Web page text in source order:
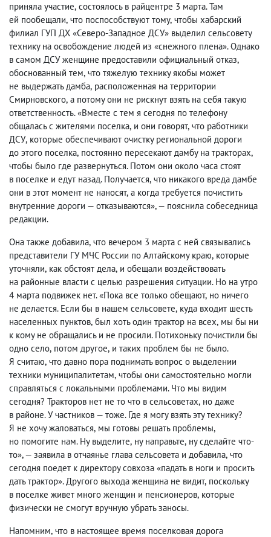
приняла участие, состоялось в райцентре 3 марта. Там
ей пообещали, что поспособствуют тому, чтобы хабарский
филиал ГУП ДХ «Северо-Западное ДСУ» выделил сельсовету
технику на освобождение людей из «снежного плена». Однако
в самом ДСУ женщине предоставили официальный отказ,
обоснованный тем, что тяжелую технику якобы может
не выдержать дамба, расположенная на территории
Смирновского, а потому они не рискнут взять на себя такую
ответственность. «Вместе с тем я сегодня по телефону
общалась с жителями поселка, и они говорят, что работники
ДСУ, которые обеспечивают очистку региональной дороги
до этого поселка, постоянно пересекают дамбу на тракторах,
чтобы было где развернуться. Потом они около часа стоят
в поселке и едут назад. Получается, что никакого вреда дамбе
они в этот момент не наносят, а когда требуется почистить
внутренние дороги — отказываются», — пояснила собеседница
редакции.
Она также добавила, что вечером 3 марта с ней связывались
представители ГУ МЧС России по Алтайскому краю, которые
уточняли, как обстоят дела, и обещали воздействовать
на районные власти с целью разрешения ситуации. Но на утро
4 марта подвижек нет. «Пока все только обещают, но ничего
не делается. Если бы в нашем сельсовете, куда входит шесть
населенных пунктов, был хоть один трактор на всех, мы бы ни
к кому не обращались и не просили. Потихоньку почистили бы
одно село, потом другое, и таких проблем бы не было.
Я считаю, что давно пора поднимать вопрос о выделении
техники муниципалитетам, чтобы они самостоятельно могли
справляться с локальными проблемами. Что мы видим
сегодня? Тракторов нет не то что в сельсоветах, но даже
в районе. У частников — тоже. Где я могу взять эту технику?
Я не хочу жаловаться, мы готовы решать проблемы,
но помогите нам. Ну выделите, ну направьте, ну сделайте что-
то», — заявила в отчаянье глава сельсовета и добавила, что
сегодня поедет к директору совхоза «падать в ноги и просить
дать трактор». Другого выхода женщина не видит, поскольку
в поселке живет много женщин и пенсионеров, которые
физически не смогут вручную убрать заносы.
Напомним, что в настоящее время поселковая дорога